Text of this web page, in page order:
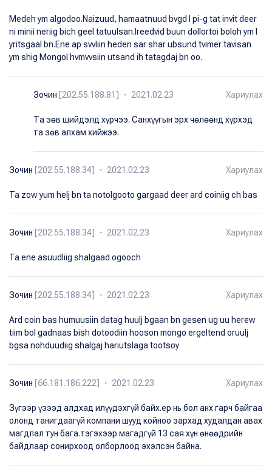
Medeh ym algodoo.Naizuud, hamaatnuud bvgd l pi-g tat invit deer
ni minii neriig bich geel tatuulsan.Ireedvid buun dollortoi boloh ym l
yritsgaal bn.Ene ap svvliin heden sar shar ubsund tvimer tavisan
ym shig Mongol hvmvvsiin utsand ih tatagdaj bn oo.
Зочин [202.55.188.81] ・ 2021.02.23 Хариулах
Та зөв шийдэлд хүрчээ. Санхүүгын эрх чөлөөнд хүрхэд
та зөв алхам хийжээ.
Зочин [202.55.188.34] ・ 2021.02.23 Хариулах
Ta zow yum helj bn ta notolgooto gargaad deer ard coiniig ch bas
Зочин [202.55.188.34] ・ 2021.02.23 Хариулах
Ta ene asuudliig shalgaad ogooch
Зочин [202.55.188.34] ・ 2021.02.23 Хариулах
Ard coin bas humuusiin datag huulj bgaan bn gesen ug uu herew
tiim bol gadnaas bish dotoodiin hooson mongo ergeltend oruulj
bgsa nohduudiig shalgaj hariutslaga tootsoy
Зочин [66.181.186.222] ・ 2021.02.23 Хариулах
Зүгээр үзээд алдхад илүүдэхгүй байх.ер нь бол анх гарч байгаа
олонд танигдаагүй компани шууд койноо зархад худалдан авах
магдлал тун бага.тэгэхээр магадгүй 13 сая хүн өнөөдрийн
байдлаар сонирхоод олборлоод эхэлсэн байна.